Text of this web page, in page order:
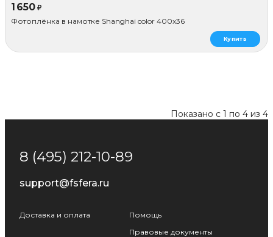
1 650 ₽
Фотоплёнка в намотке Shanghai color 400x36
Купить
Показано с 1 по 4 из 4
8 (495) 212-10-89
support@fsfera.ru
Доставка и оплата
Помощь
Правовые документы